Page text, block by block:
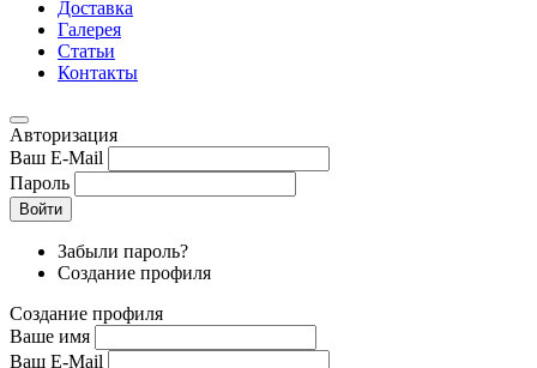
Доставка
Галерея
Статьи
Контакты
Авторизация
Ваш E-Mail
Пароль
Войти
Забыли пароль?
Создание профиля
Создание профиля
Ваше имя
Ваш E-Mail